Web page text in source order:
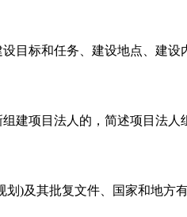
目标和任务、建设地点、建设
建项目法人的，简述项目法
划)及其批复文件、国家和地方